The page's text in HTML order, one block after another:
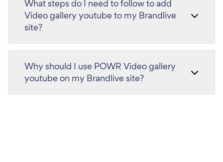
What steps do I need to follow to add
Video gallery youtube to my Brandlive
site?
Why should I use POWR Video gallery
youtube on my Brandlive site?